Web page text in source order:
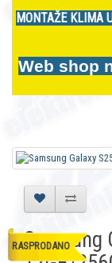
MONTAŽE KLIMA
Web shop
RASPRODANO
Samsung